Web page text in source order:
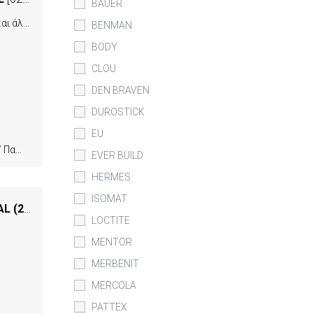
ΑΦΡΟΣ ΠΟΛΥΟΥΡΕΘΑΝΗΣ ΧΕΙΡΟΣ 300ML ΥΨΗΛΗΣ ΔΙΟΓΚΩΣΗΣ SOUDAFOAM 1K SOUDAL (20145) [01610]
BAUER
BENMAN
BODY
CLOU
DEN BRAVEN
DUROSTICK
EU
EVER BUILD
HERMES
ISOMAT
LOCTITE
MENTOR
MERBENIT
MERCOLA
PATTEX